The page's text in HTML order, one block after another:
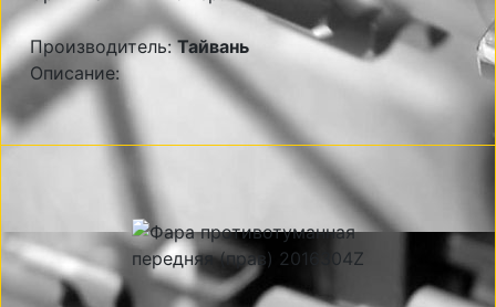
Производитель:Тайвань
Описание: